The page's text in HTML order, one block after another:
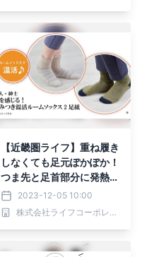
【近畿圏ライフ】重ね履き
しなくても足元ぽかぽか！
つま先と足首部分に発熱機
能糸を使用した「熱を感じ
る！やみつき温活ルームソ
ックス2足組」を新発売
2023-12-05 10:00
株式会社ライフコーポレーション